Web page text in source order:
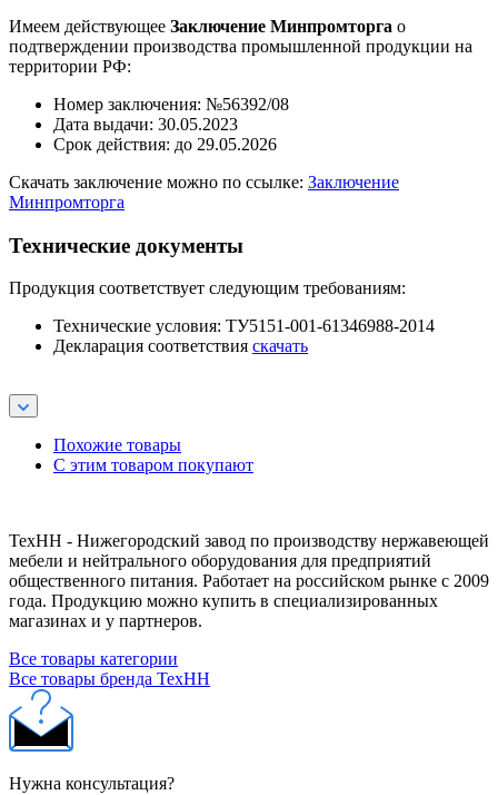
Имеем действующее Заключение Минпромторга о
подтверждении производства промышленной продукции на
территории РФ:
Номер заключения: №56392/08
Дата выдачи: 30.05.2023
Срок действия: до 29.05.2026
Скачать заключение можно по ссылке: Заключение
Минпромторга
Технические документы
Продукция соответствует следующим требованиям:
Технические условия: ТУ5151-001-61346988-2014
Декларация соответствия скачать
Похожие товары
С этим товаром покупают
ТехНН - Нижегородский завод по производству нержавеющей
мебели и нейтрального оборудования для предприятий
общественного питания. Работает на российском рынке с 2009
года. Продукцию можно купить в специализированных
магазинах и у партнеров.
Все товары категории
Все товары бренда ТехНН
Нужна консультация?